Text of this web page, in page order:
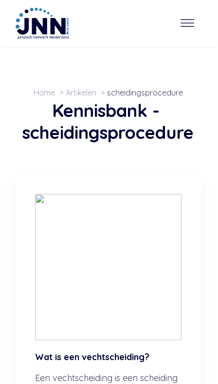
Home Artikelen scheidingsprocedure
Kennisbank -
scheidingsprocedure
Wat is een vechtscheiding?
Een vechtscheiding is een scheiding